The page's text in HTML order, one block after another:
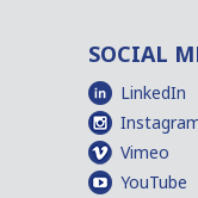
SOCIAL
LinkedIn
Vimeo
YouTube